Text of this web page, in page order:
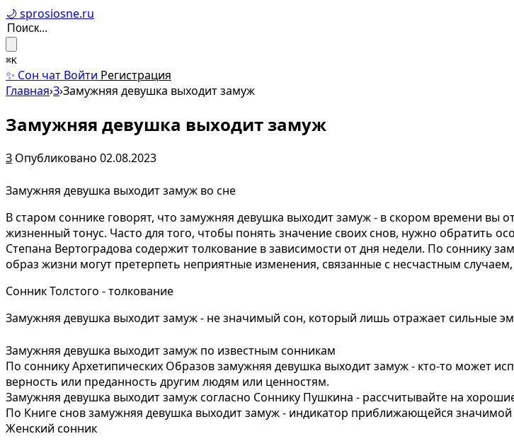
🌙 sprosiosne.ru
⌘K
✨ Сон чат Войти Регистрация
Главная›З›Замужняя девушка выходит замуж
Замужняя девушка выходит замуж
З Опубликовано 02.08.2023
Замужняя девушка выходит замуж во сне
В старом соннике говорят, что замужняя девушка выходит замуж - в скором времени
жизненный тонус. Часто для того, чтобы понять значение своих снов, нужно обратить
Степана Вертоградова содержит толкование в зависимости от дня недели. По соннику
образ жизни могут претерпеть неприятные изменения, связанные с несчастным
Сонник Толстого - толкование
Замужняя девушка выходит замуж - не значимый сон, который лишь отражает сильные
Замужняя девушка выходит замуж по известным сонникам
По соннику Архетипических Образов замужняя девушка выходит замуж - кто-то может
верность или преданность другим людям или ценностям.
Замужняя девушка выходит замуж согласно Соннику Пушкина - рассчитывайте на
По Книге снов замужняя девушка выходит замуж - индикатор приближающейся
Женский сонник